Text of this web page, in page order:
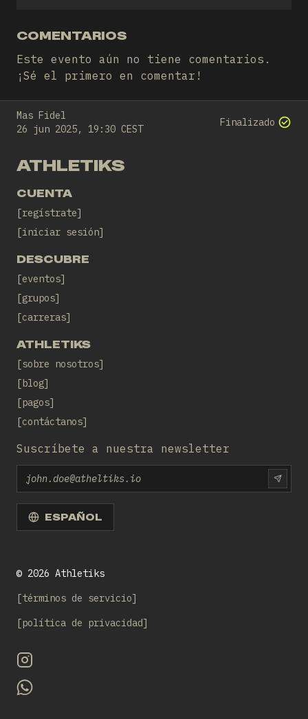
COMENTARIOS
Este evento aún no tiene comentarios.
¡Sé el primero en comentar!
Mas Fidel
26 jun 2025, 19:30 CEST
Finalizado
ATHLETIKS
CUENTA
regístrate
iniciar sesión
DESCUBRE
eventos
grupos
carreras
ATHLETIKS
sobre nosotros
blog
pagos
contáctanos
Suscríbete a nuestra newsletter
Email
ESPAÑOL
© 2026 Athletiks
términos de servicio
política de privacidad